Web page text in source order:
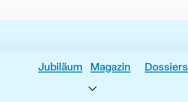
Jubiläum Magazin Dossiers